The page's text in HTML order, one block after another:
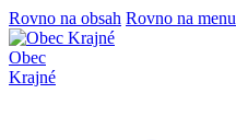
Rovno na obsah Rovno na menu
Obec
Krajné